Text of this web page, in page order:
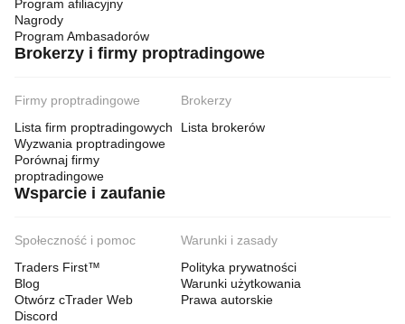
Program afiliacyjny
Nagrody
Program Ambasadorów
Brokerzy i firmy proptradingowe
Firmy proptradingowe
Lista firm proptradingowych
Wyzwania proptradingowe
Porównaj firmy
proptradingowe
Brokerzy
Lista brokerów
Wsparcie i zaufanie
Społeczność i pomoc
Traders First™
Blog
Otwórz cTrader Web
Discord
Warunki i zasady
Polityka prywatności
Warunki użytkowania
Prawa autorskie